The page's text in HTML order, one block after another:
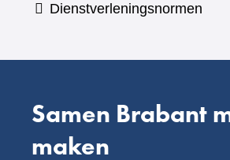
Dienstverleningsnormen
Samen Brabant
maken